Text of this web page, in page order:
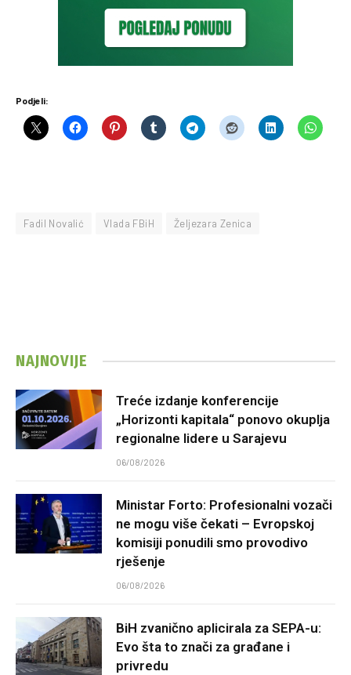
Podjeli:
Fadil Novalić Vlada FBiH Željezara Zenica
NAJNOVIJE
Treće izdanje konferencije
„Horizonti kapitala“ ponovo okuplja
regionalne lidere u Sarajevu
06/08/2026
Ministar Forto: Profesionalni vozači
ne mogu više čekati – Evropskoj
komisiji ponudili smo provodivo
rješenje
06/08/2026
BiH zvanično aplicirala za SEPA-u:
Evo šta to znači za građane i
privredu